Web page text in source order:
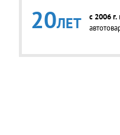
20ЛЕТ c 2006 г.